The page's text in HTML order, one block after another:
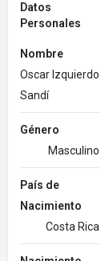
Datos
Personales
Nombre
Oscar Izquierdo
Sandí
Género
Masculino
País de
Nacimiento
Costa Rica